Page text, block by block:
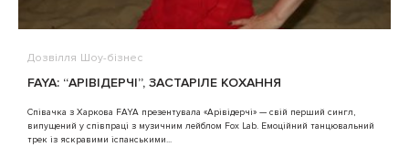
Дозвілля Шоу-бізнес
FAYA: “АРІВІДЕРЧІ”, ЗАСТАРІЛЕ КОХАННЯ
Співачка з Харкова FAYA презентувала «Арівідерчі» — свій перший сингл,
випущений у співпраці з музичним лейблом Fox Lab. Емоційний танцювальний
трек із яскравими іспанськими...